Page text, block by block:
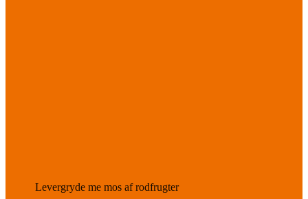
Levergryde me mos af rodfrugter